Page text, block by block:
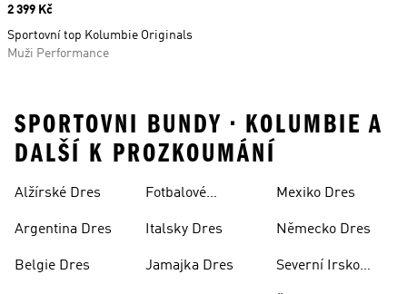
Price
2 399 Kč
Sportovní top Kolumbie Originals
Muži Performance
SPORTOVNI BUNDY • KOLUMBIE A
DALŠÍ K PROZKOUMÁNÍ
Alžírské Dres
Argentina Dres
Belgie Dres
Fotbalové
Italsky Dres
Jamajka Dres
Mexiko Dres
Německo Dres
Severní Irsko